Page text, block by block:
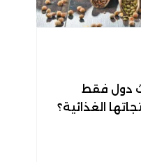
دول فقط
الغذائية؟